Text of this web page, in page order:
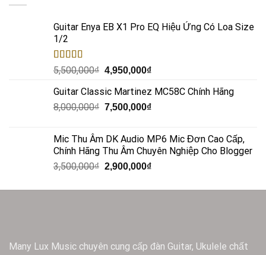
Guitar Enya EB X1 Pro EQ Hiệu Ứng Có Loa Size
1/2
Rated5.00
out of 5
5,500,000₫ 4,950,000₫
Guitar Classic Martinez MC58C Chính Hãng
8,000,000₫ 7,500,000₫
Mic Thu Âm DK Audio MP6 Mic Đơn Cao Cấp,
Chính Hãng Thu Âm Chuyên Nghiệp Cho Blogger
3,500,000₫ 2,900,000₫
Many Lux Music chuyên cung cấp đàn Guitar, Ukulele chất